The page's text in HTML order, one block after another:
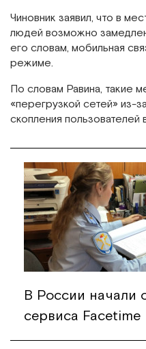
Чиновник заявил, что в
людей возможно
его словам, мобильная
режиме.
По словам Равина, такие
«перегрузкой сетей» из-
скопления
В России начали
сервиса Facetime